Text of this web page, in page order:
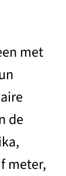
met
de
meter,